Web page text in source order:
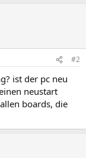
#2
ist der pc neu
neustart
boards, die